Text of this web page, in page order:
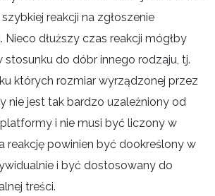
reakcji na zgłoszenie
Nieco dłuższy czas reakcji mógłby
do dóbr innego rodzaju, tj.
których rozmiar wyrządzonej przez
nie jest tak bardzo uzależniony od
i nie musi być liczony w
reakcję powinien być dookreślony w
i być dostosowany do
treści.